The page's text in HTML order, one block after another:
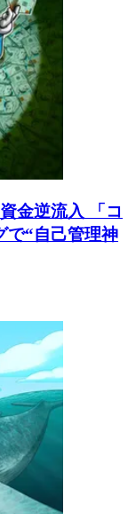
金逆流入 「コ
で“自己管理神